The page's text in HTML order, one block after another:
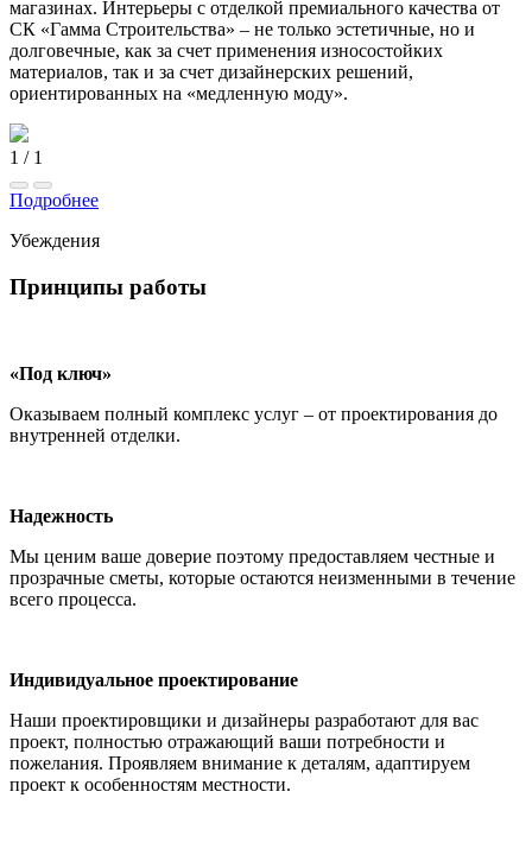
магазинах. Интерьеры с отделкой премиального качества от
СК «Гамма Строительства» – не только эстетичные, но и
долговечные, как за счет применения износостойких
материалов, так и за счет дизайнерских решений,
ориентированных на «медленную моду».
1 / 1
Подробнее
Убеждения
Принципы работы
«Под ключ»
Оказываем полный комплекс услуг – от проектирования до
внутренней отделки.
Надежность
Мы ценим ваше доверие поэтому предоставляем честные и
прозрачные сметы, которые остаются неизменными в течение
всего процесса.
Индивидуальное проектирование
Наши проектировщики и дизайнеры разработают для вас
проект, полностью отражающий ваши потребности и
пожелания. Проявляем внимание к деталям, адаптируем
проект к особенностям местности.